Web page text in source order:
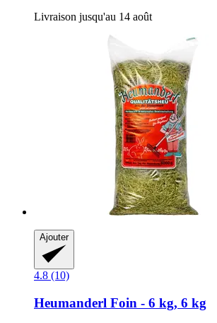
Livraison jusqu'au 14 août
Ajouter
4.8 (10)
Heumanderl Foin -​ 6 kg, 6 kg